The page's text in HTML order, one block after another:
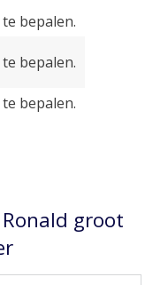
bepalen.
bepalen.
bepalen.
groot